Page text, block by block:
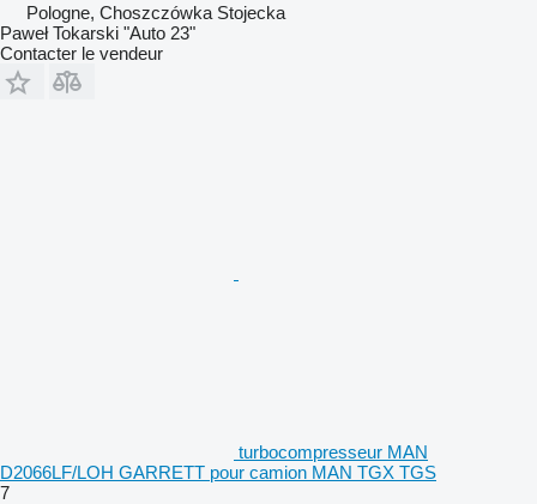
Pologne, Choszczówka Stojecka
Paweł Tokarski "Auto 23"
Contacter le vendeur
turbocompresseur MAN
D2066LF/LOH GARRETT pour camion MAN TGX TGS
7